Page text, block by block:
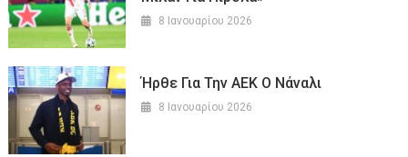
8 Ιανουαρίου 2026
Ήρθε Για Την ΑΕΚ Ο Νάναλι
8 Ιανουαρίου 2026